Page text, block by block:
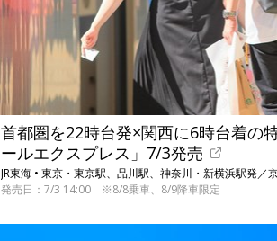
首都圏を22時台発×関西に6時台着の
ールエクスプレス」7/3発売
JR東海 • 東京・東京駅、品川駅、神奈川・新横浜駅発／
発売日：7/3 14:00 ※8/8乗車、8/9降車限定